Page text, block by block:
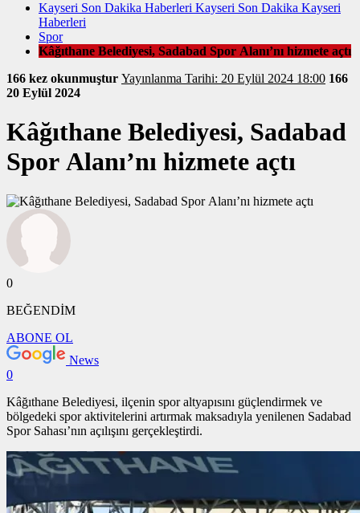
Kayseri Son Dakika Haberleri Kayseri Son Dakika Kayseri
Haberleri
Spor
Kâğıthane Belediyesi, Sadabad Spor Alanı’nı hizmete açtı
166 kez okunmuştur
Yayınlanma Tarihi: 20 Eylül 2024 18:00 166
20 Eylül 2024
Kâğıthane Belediyesi, Sadabad
Spor Alanı’nı hizmete açtı
0
BEĞENDİM
ABONE OL
News
0
Kâğıthane Belediyesi, ilçenin spor altyapısını güçlendirmek ve
bölgedeki spor aktivitelerini artırmak maksadıyla yenilenen Sadabad
Spor Sahası’nın açılışını gerçekleştirdi.